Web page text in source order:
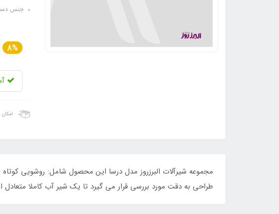
جنس
8%
مجموعه شیرآلات البرزروز مدل درسا این محصول شامل: روشویی
طراحی به دقت مورد بررسی قرار می گیرد تا یک شیر آب کاملا متعادل